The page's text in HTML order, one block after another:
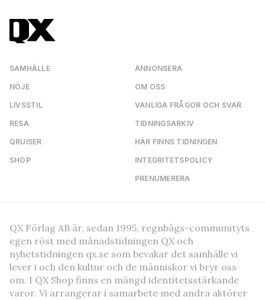
SAMHÄLLE
NÖJE
LIVSSTIL
RESA
QRUISER
SHOP
ANNONSERA
OM OSS
VANLIGA FRÅGOR OCH SVAR
TIDNINGSARKIV
HÄR FINNS TIDNINGEN
INTEGRITETSPOLICY
PRENUMERERA
QX Förlag AB är, sedan 1995, regnbågs-communityts
egen röst med månadstidningen QX och
nyhetstidningen qx.se som bevakar det samhälle vi
lever i och den kultur och de människor vi bryr oss
om. I QX Shop finns en mängd identitetsstärkande
varor. Vi arrangerar i samarbete med andra aktörer